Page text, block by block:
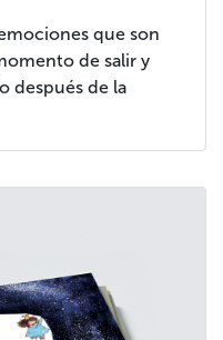
que son
de salir y
después de la